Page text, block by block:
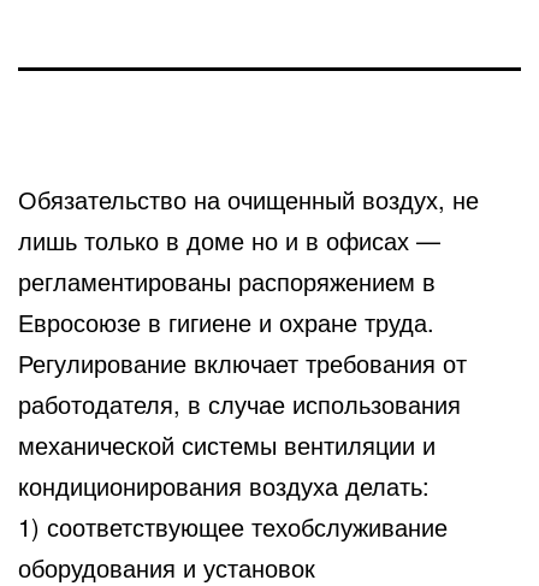
Обязательство на очищенный воздух, не
лишь только в доме но и в офисах —
регламентированы распоряжением в
Евросоюзе в гигиене и охране труда.
Регулирование включает требования от
работодателя, в случае использования
механической системы вентиляции и
кондиционирования воздуха делать:
1) соответствующее техобслуживание
оборудования и установок